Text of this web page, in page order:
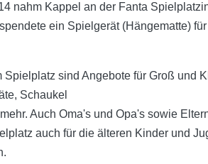
nahm Kappel an der Fanta
ein Spielgerät (Hängematte)
Spielplatz sind Angebote für Groß und
Schaukel
Auch Oma's und Opa's sowie
auch für die älteren Kinder und